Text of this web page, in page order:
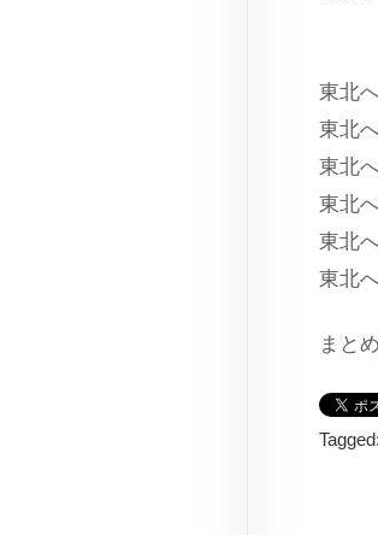
東北
東北
東北
東北
東北
東北
まと